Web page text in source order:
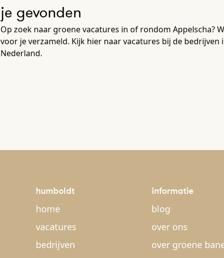
je gevonden
Op zoek naar groene vacatures in of rondom Appelscha?
voor je verzameld. Kijk hier naar vacatures bij de
Nederland.
humboldt
home
vacatures
bedrijven
informatie
blog
over ons
over groene